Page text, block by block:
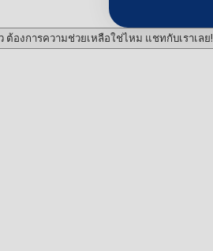
ต้องการความช่วยเหลือใช่ไหม แชทกับเราเลย!